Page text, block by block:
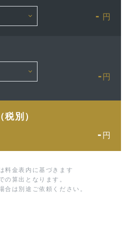
- 円
- 円
別）
- 円
料金表内に基づきます
の算出となります。
合は別途ご依頼ください。